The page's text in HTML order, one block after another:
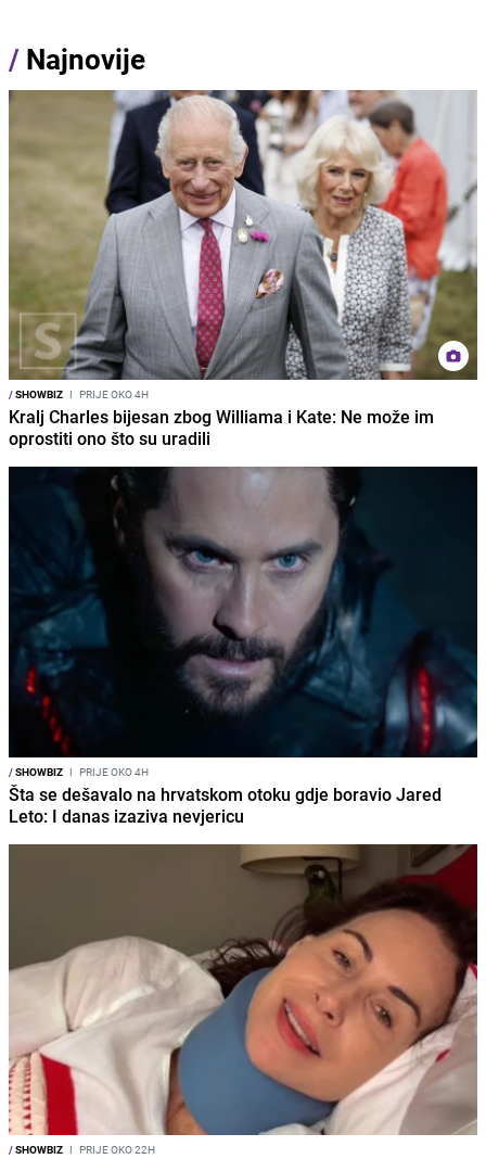
/ Najnovije
/SHOWBIZ I PRIJE OKO 4H
Kralj Charles bijesan zbog Williama i Kate: Ne može im
oprostiti ono što su uradili
/SHOWBIZ I PRIJE OKO 4H
Šta se dešavalo na hrvatskom otoku gdje boravio Jared
Leto: I danas izaziva nevjericu
/SHOWBIZ I PRIJE OKO 22H